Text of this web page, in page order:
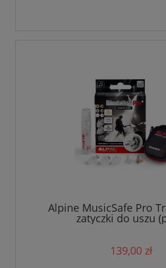
Alpine MusicSafe Pro
zatyczki do uszu
139,00 zł